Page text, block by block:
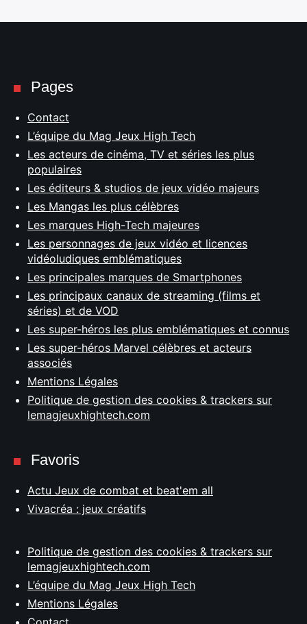
Pages
Contact
L’équipe du Mag Jeux High Tech
Les acteurs de cinéma, TV et séries les plus
populaires
Les éditeurs & studios de jeux vidéo majeurs
Les Mangas les plus célèbres
Les marques High-Tech majeures
Les personnages de jeux vidéo et licences
vidéoludiques emblématiques
Les principales marques de Smartphones
Les principaux canaux de streaming (films et
séries) et de VOD
Les super-héros les plus emblématiques et connus
Les super-héros Marvel célèbres et acteurs
associés
Mentions Légales
Politique de gestion des cookies & trackers sur
lemagjeuxhightech.com
Favoris
Actu Jeux de combat et beat'em all
Vivacréa : jeux créatifs
Politique de gestion des cookies & trackers sur
lemagjeuxhightech.com
L’équipe du Mag Jeux High Tech
Mentions Légales